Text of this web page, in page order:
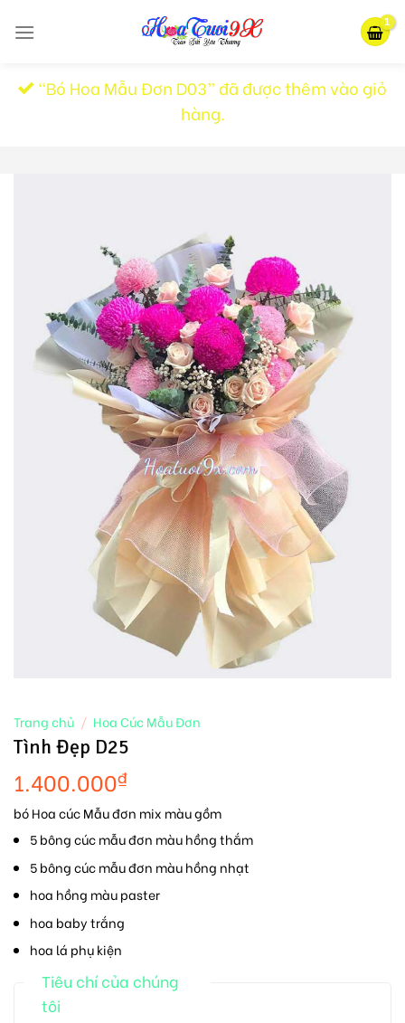
“Bó Hoa Mẫu Đơn D03” đã được thêm vào giỏ
hàng.
Trang chủ / Hoa Cúc Mẫu Đơn
Tình Đẹp D25
1.400.000₫
bó Hoa cúc Mẫu đơn mix màu gồm
5 bông cúc mẫu đơn màu hồng thắm
5 bông cúc mẫu đơn màu hồng nhạt
hoa hồng màu paster
hoa baby trắng
hoa lá phụ kiện
Tiêu chí của chúng
tôi